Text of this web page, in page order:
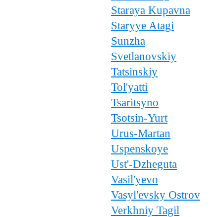
Staraya Kupavna
Staryye Atagi
Sunzha
Svetlanovskiy
Tatsinskiy
Tol'yatti
Tsaritsyno
Tsotsin-Yurt
Urus-Martan
Uspenskoye
Ust'-Dzheguta
Vasil'yevo
Vasyl'evsky Ostrov
Verkhniy Tagil